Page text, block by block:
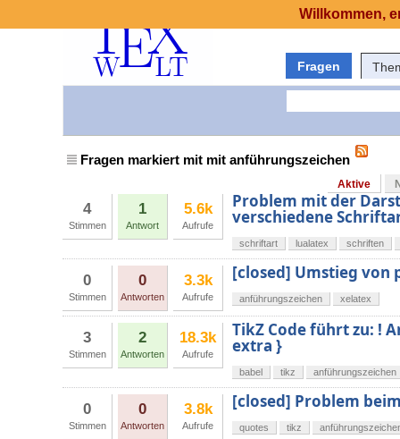
Fragen
Fragen markiert mit mit anführungszeichen
Aktive
4
Stimmen
1
Antwort
5.6k
Aufrufe
Problem mit der
verschiedene
schriftart lualatex schriften
0
Stimmen
0
Antworten
3.3k
Aufrufe
[closed] Umstieg von
anführungszeichen xelatex
3
Stimmen
2
Antworten
18.3k
Aufrufe
TikZ Code führt zu: !
extra }
babel tikz anführungszeichen
0
Stimmen
0
Antworten
3.8k
Aufrufe
[closed] Problem
quotes tikz
Willkommen,